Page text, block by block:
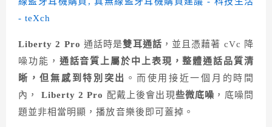
Liberty 2 Pro 通話時是雙耳通話 ，並且憑藉著 cVc 降
噪功能， 通話音質上屬於中上表現，整體通話品質清
晰，但無感到特別突出 。而使用接近一個月的時間
內， Liberty 2 Pro 配戴上後會出現些微底噪 ，底噪問
題並非相當明顯，播放音樂後即可蓋掉。